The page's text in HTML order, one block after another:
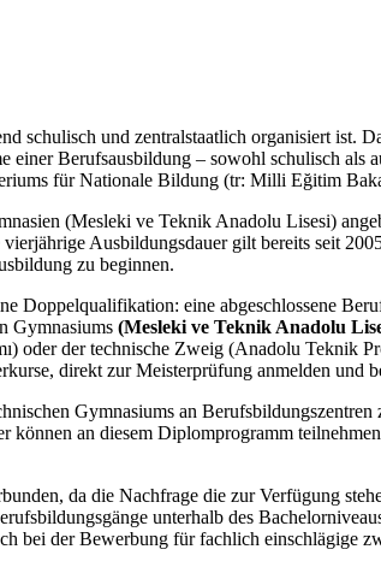
und zentralstaatlich organisiert ist.
Berufsausbildung – sowohl schulisch als
für Nationale Bildung (tr: Milli Eğitim
(Mesleki ve Teknik Anadolu Lisesi)
Ausbildungsdauer gilt bereits seit
zu beginnen.
Doppelqualifikation: eine abgeschlossene
Gymnasiums (Mesleki ve Teknik Anadolu
oder der technische Zweig (Anadolu Teknik
direkt zur Meisterprüfung anmelden und
Gymnasiums an
an diesem Diplomprogramm
da die Nachfrage die zur Verfügung
unterhalb des
bei der Bewerbung für fachlich einschlägige